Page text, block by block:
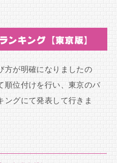
ンキング【東京版】
方が明確になりましたの
順位付けを行い、東京のバ
ングにて発表して行きま